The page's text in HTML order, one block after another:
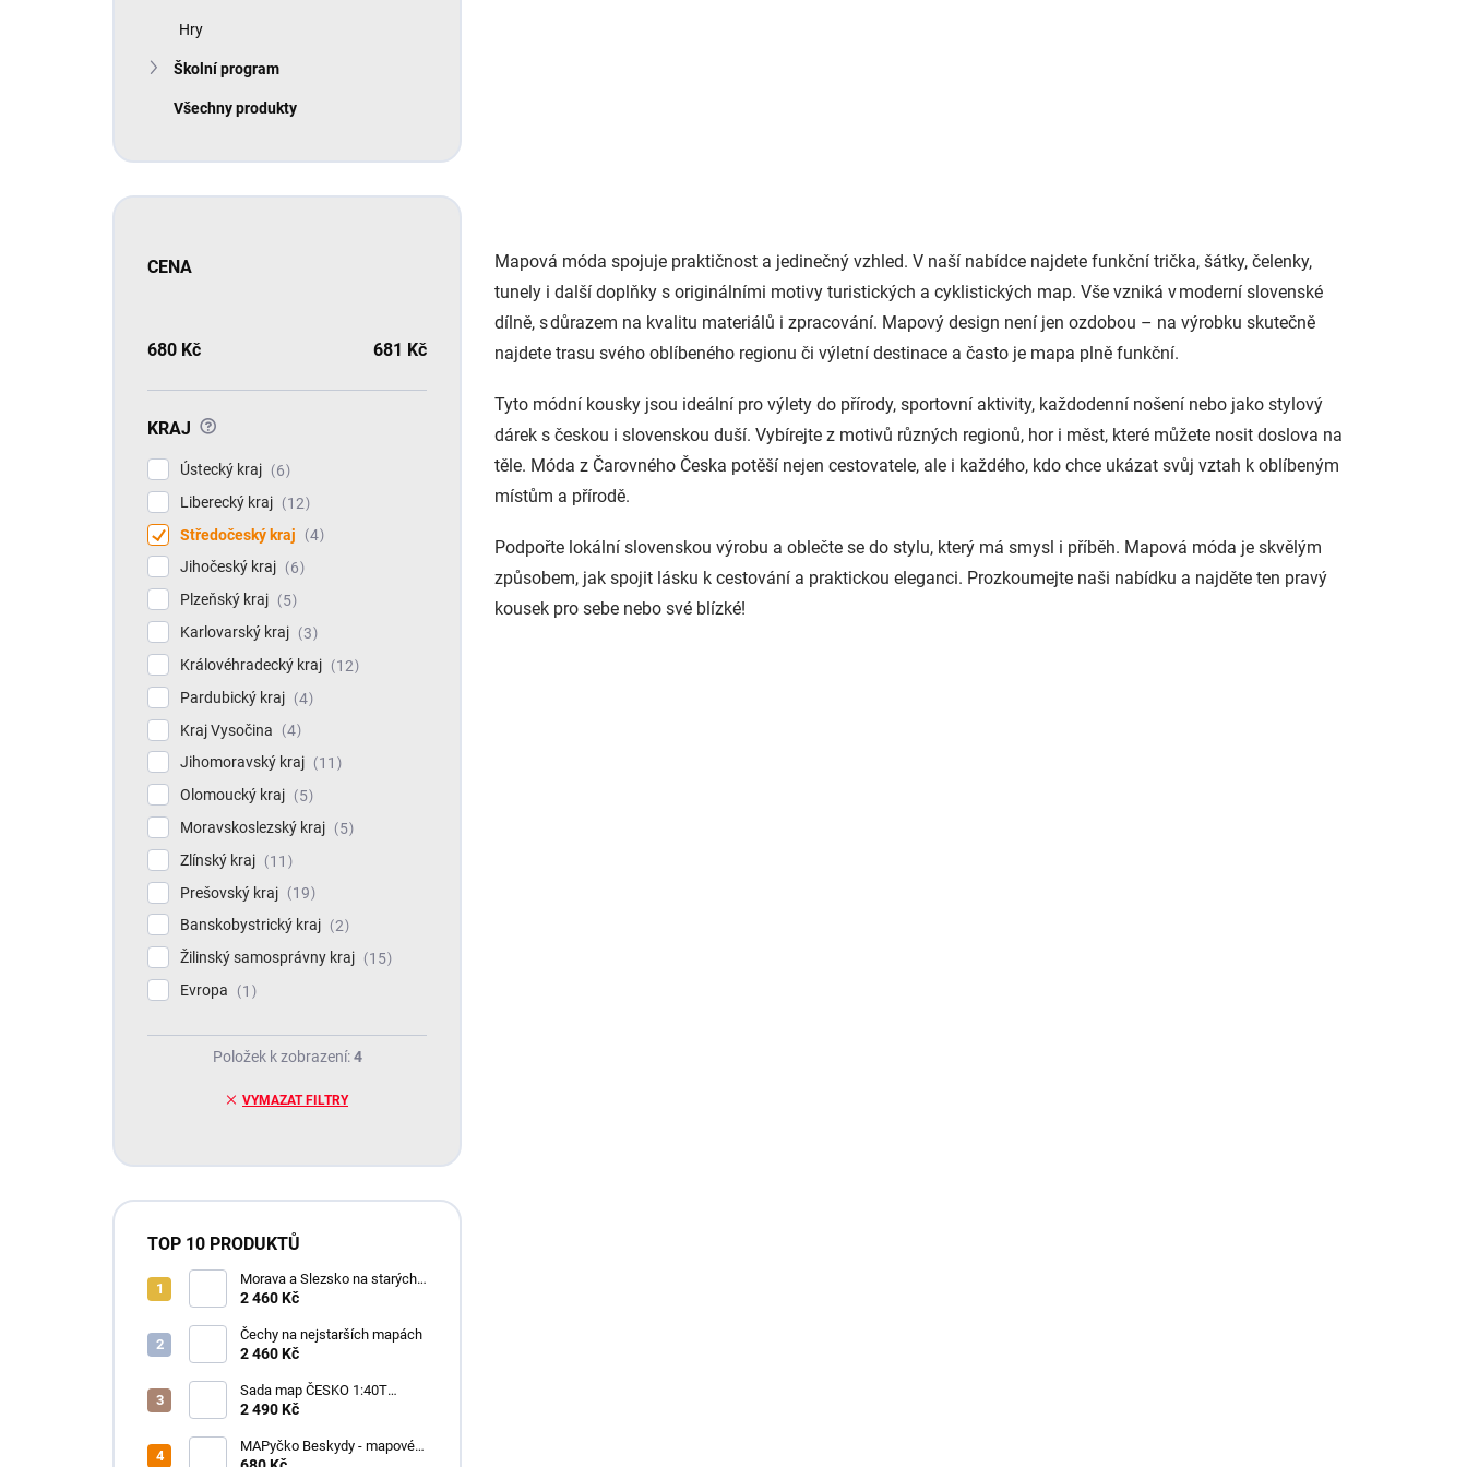
Hry
Školní program
Všechny produkty
CENA
680 Kč 681 Kč
KRAJ ?
Ústecký kraj
6
Liberecký kraj
12
Středočeský kraj
4
Jihočeský kraj
6
Plzeňský kraj
5
Karlovarský kraj
3
Královéhradecký kraj
12
Pardubický kraj
4
Kraj Vysočina
4
Jihomoravský kraj
11
Olomoucký kraj
5
Moravskoslezský kraj
5
Zlínský kraj
11
Prešovský kraj
19
Banskobystrický kraj
2
Žilinský samosprávny kraj
15
Evropa
1
VYMAZAT FILTRY
Položek k zobrazení:4
TOP 10 PRODUKTŮ
Morava a Slezsko na starých
mapách - historický atlas
2 460 Kč
Čechy na nejstarších mapách
2 460 Kč
Sada map ČESKO 1:40T
SHOCart
2 490 Kč
MAPyčko Beskydy - mapové
l
á
a
c
r
v
k
y
i
s
Mapová móda spojuje praktičnost a jedinečný vzhled. V naší nabídce najdete funkční trička, šátky, čelenky,
tunely i další doplňky s originálními motivy turistických a cyklistických map. Vše vzniká v moderní slovenské
dílně, s důrazem na kvalitu materiálů i zpracování. Mapový design není jen ozdobou – na výrobku skutečně
najdete trasu svého oblíbeného regionu či výletní destinace a často je mapa plně funkční.
Tyto módní kousky jsou ideální pro výlety do přírody, sportovní aktivity, každodenní nošení nebo jako stylový
dárek s českou i slovenskou duší. Vybírejte z motivů různých regionů, hor i měst, které můžete nosit doslova na
těle. Móda z Čarovného Česka potěší nejen cestovatele, ale i každého, kdo chce ukázat svůj vztah k oblíbeným
místům a přírodě.
Podpořte lokální slovenskou výrobu a oblečte se do stylu, který má smysl i příběh. Mapová móda je skvělým
způsobem, jak spojit lásku k cestování a praktickou eleganci. Prozkoumejte naši nabídku a najděte ten pravý
kousek pro sebe nebo své blízké!